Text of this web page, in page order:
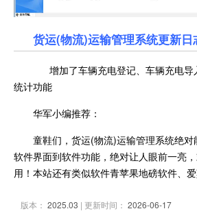
货运(物流)运输管理系统更新日
增加了车辆充电登记、车辆充电导
统计功能
华军小编推荐：
童鞋们，货运(物流)运输管理系统绝对
软件界面到软件功能，绝对让人眼前一亮
用！本站还有类似软件青苹果地磅软件、
版本： 2025.03 | 更新时间： 2026-06-17